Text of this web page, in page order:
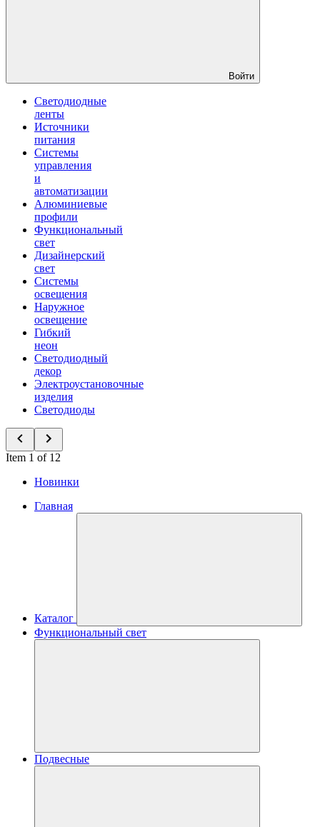
Войти
Светодиодные
ленты
Источники
питания
Системы
управления
и
автоматизации
Алюминиевые
профили
Функциональный
свет
Дизайнерский
свет
Системы
освещения
Наружное
освещение
Гибкий
неон
Светодиодный
декор
Электроустановочные
изделия
Светодиоды
Item 1 of 12
Новинки
Главная
Каталог
Функциональный свет
Подвесные